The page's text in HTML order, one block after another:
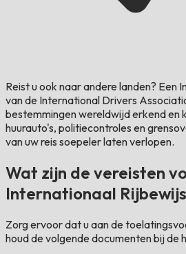
Reist u ook naar andere landen? Een
van de International Drivers
bestemmingen wereldwijd erkend en
huurauto's, politiecontroles en
van uw reis soepeler laten verlopen.
Wat zijn de vereisten
Internationaal
Zorg ervoor dat u aan de
houd de volgende documenten bij de